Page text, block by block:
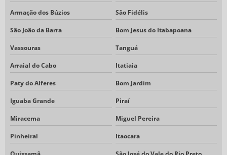
Armação dos Búzios São Fidélis
São João da Barra Bom Jesus do Itabapoana
Vassouras Tanguá
Arraial do Cabo Itatiaia
Paty do Alferes Bom Jardim
Iguaba Grande Piraí
Miracema Miguel Pereira
Pinheiral Itaocara